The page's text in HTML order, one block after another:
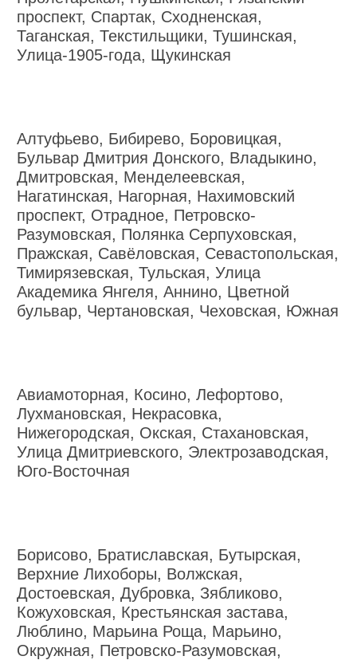
проспект, Спартак, Сходненская,
Таганская, Текстильщики, Тушинская,
Улица-1905-года, Щукинская
Алтуфьево, Бибирево, Боровицкая,
Бульвар Дмитрия Донского, Владыкино,
Дмитровская, Менделеевская,
Нагатинская, Нагорная, Нахимовский
проспект, Отрадное, Петровско-
Разумовская, Полянка Серпуховская,
Пражская, Савёловская, Севастопольская,
Тимирязевская, Тульская, Улица
Академика Янгеля, Аннино, Цветной
бульвар, Чертановская, Чеховская, Южная
Авиамоторная, Косино, Лефортово,
Лухмановская, Некрасовка,
Нижегородская, Окская, Стахановская,
Улица Дмитриевского, Электрозаводская,
Юго-Восточная
Борисово, Братиславская, Бутырская,
Верхние Лихоборы, Волжская,
Достоевская, Дубровка, Зябликово,
Кожуховская, Крестьянская застава,
Люблино, Марьина Роща, Марьино,
Окружная, Петровско-Разумовская,